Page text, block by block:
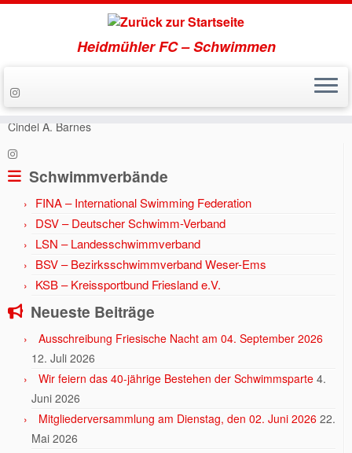
Zum
Inhalt
springen
Heidmühler FC – Schwimmen
Start » Aktuell » Jahr 2014 » Neue HFC-Vereinsrekorde durch
Cindel A. Barnes
Schwimmverbände
FINA – International Swimming Federation
DSV – Deutscher Schwimm-Verband
LSN – Landesschwimmverband
BSV – Bezirksschwimmverband Weser-Ems
KSB – Kreissportbund Friesland e.V.
Neueste Beiträge
Ausschreibung Friesische Nacht am 04. September 2026
12. Juli 2026
Wir feiern das 40-jährige Bestehen der Schwimmsparte 4.
Juni 2026
Mitgliederversammlung am Dienstag, den 02. Juni 2026 22.
Mai 2026